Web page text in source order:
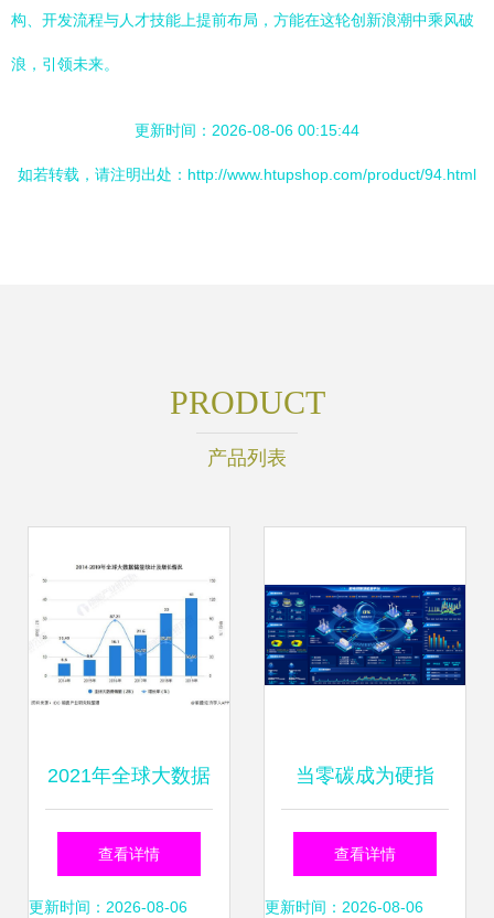
构、开发流程与人才技能上提前布局，方能在这轮创新浪潮中乘风破
浪，引领未来。
更新时间：2026-08-06 00:15:44
如若转载，请注明出处：http://www.htupshop.com/product/94.html
PRODUCT
产品列表
2021年全球大数据
产业市场现状及发
展前景分析 2025
查看详情
更新时间：2026-08-06
当零碳成为硬指
标，工厂能源系统
正在变化
查看详情
更新时间：2026-08-06